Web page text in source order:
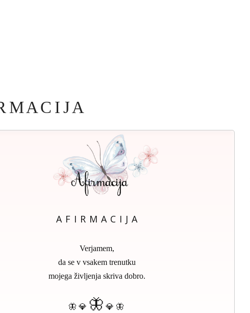
M A C I J A
A F I R M A C I J A
Verjamem,
da se v vsakem trenutku
mojega življenja skriva dobro.
🦋 💎 🦋 💎 🦋